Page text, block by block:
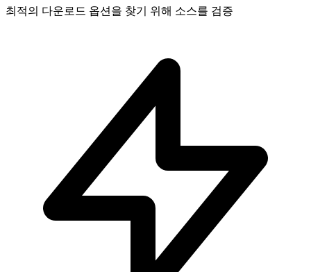
최적의 다운로드 옵션을 찾기 위해 소스를 검증